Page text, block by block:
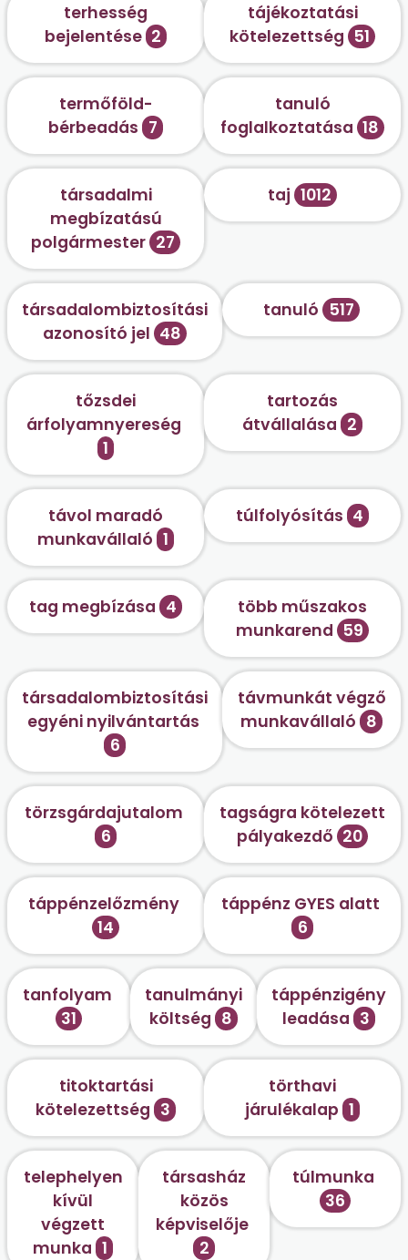
terhesség
bejelentése 2
tájékoztatási
kötelezettség 51
termőföld-
bérbeadás 7
tanuló
foglalkoztatása 18
társadalmi
megbízatású
polgármester 27
taj 1012
társadalombiztosítási
azonosító jel 48
tanuló 517
tőzsdei
árfolyamnyereség
1
tartozás
átvállalása 2
távol maradó
munkavállaló 1
túlfolyósítás 4
tag megbízása 4
több műszakos
munkarend 59
társadalombiztosítási
egyéni nyilvántartás
6
távmunkát végző
munkavállaló 8
törzsgárdajutalom
6
tagságra kötelezett
pályakezdő 20
táppénzelőzmény
14
táppénz GYES alatt
6
tanfolyam
31
tanulmányi
költség 8
táppénzigény
leadása 3
titoktartási
kötelezettség 3
törthavi
járulékalap 1
telephelyen
kívül
végzett
munka 1
társasház
közös
képviselője
2
túlmunka
36